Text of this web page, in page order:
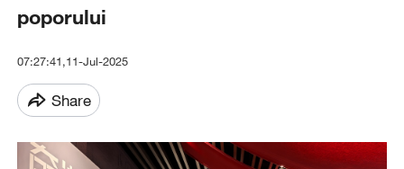
poporului
07:27:41,11-Jul-2025
Share